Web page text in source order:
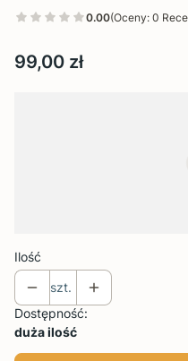
0.00(Oceny: 0
Cena
99,00 zł
Ilość
szt.
Dostępność:
duża ilość